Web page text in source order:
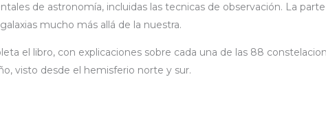
de astronomía, incluidas las tecnicas de observación. La
mucho más allá de la nuestra.
el libro, con explicaciones sobre cada una de las 88
visto desde el hemisferio norte y sur.